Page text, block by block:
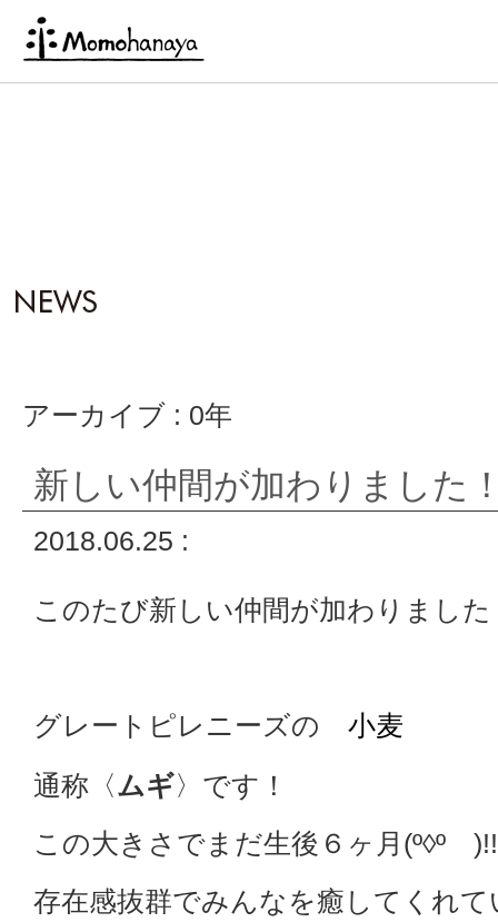
アーカイブ : 0年
新しい仲間が加わりました
2018.06.25 :
このたび新しい仲間が加わりました
グレートピレニーズの 小麦
通称〈ムギ〉です！
この大きさでまだ生後６ヶ月(º◊º )!!
存在感抜群でみんなを癒してくれて